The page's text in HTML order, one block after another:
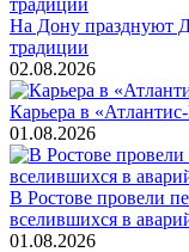
На Дону празднуют
традиции
02.08.2026
Карьера в
01.08.2026
В Ростове провели
вселившихся в
01.08.2026